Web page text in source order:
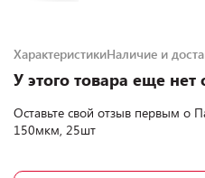
ХарактеристикиНаличие и
У этого товара еще нет
Оставьте свой отзыв первым о
150мкм, 25шт